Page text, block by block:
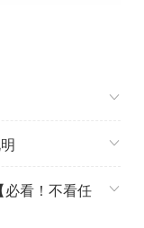
为传奇的速降王
车队，技术娴
是充满热血，追
以及独家的装备
励
看！不看任